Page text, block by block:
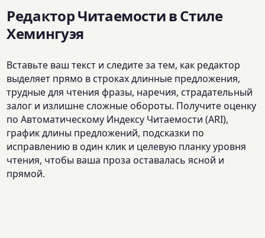
Редактор Читаемости в Стиле
Хемингуэя
Вставьте ваш текст и следите за тем, как редактор
выделяет прямо в строках длинные предложения,
трудные для чтения фразы, наречия, страдательный
залог и излишне сложные обороты. Получите оценку
по Автоматическому Индексу Читаемости (ARI),
график длины предложений, подсказки по
исправлению в один клик и целевую планку уровня
чтения, чтобы ваша проза оставалась ясной и
прямой.